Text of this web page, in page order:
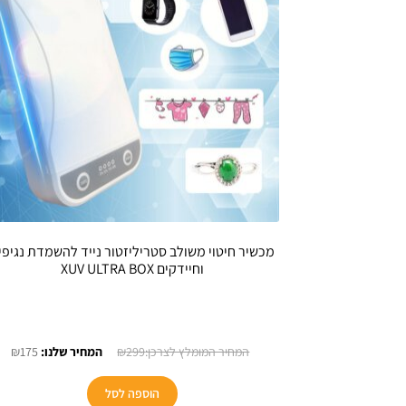
מכשיר חיטוי משולב סטריליזטור נייד להשמדת
וחיידקים XUV ULTRA BOX
₪299
המחיר
היה:
₪175
הוספה לסל